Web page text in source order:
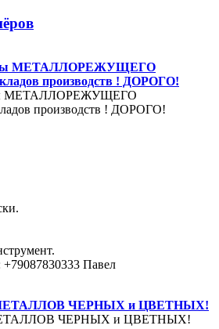
МЕТАЛЛОРЕЖУЩЕГО
производств ! ДОРОГО!
МЕТАЛЛОРЕЖУЩЕГО
производств ! ДОРОГО!
Павел
ЧЕРНЫХ и ЦВЕТНЫХ!
ЧЕРНЫХ и ЦВЕТНЫХ!